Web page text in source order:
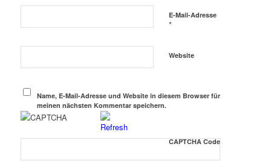
E-Mail-Adresse
*
Website
Name, E-Mail-Adresse und Website in diesem Browser für
meinen nächsten Kommentar speichern.
CAPTCHA Code